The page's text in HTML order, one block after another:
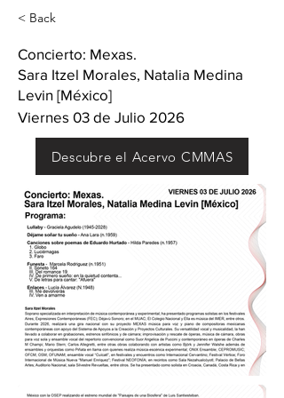
< Back
Concierto: Mexas.
Sara Itzel Morales, Natalia Medina
Levin [México]
Viernes 03 de Julio 2026
Descubre el Acervo CMMAS